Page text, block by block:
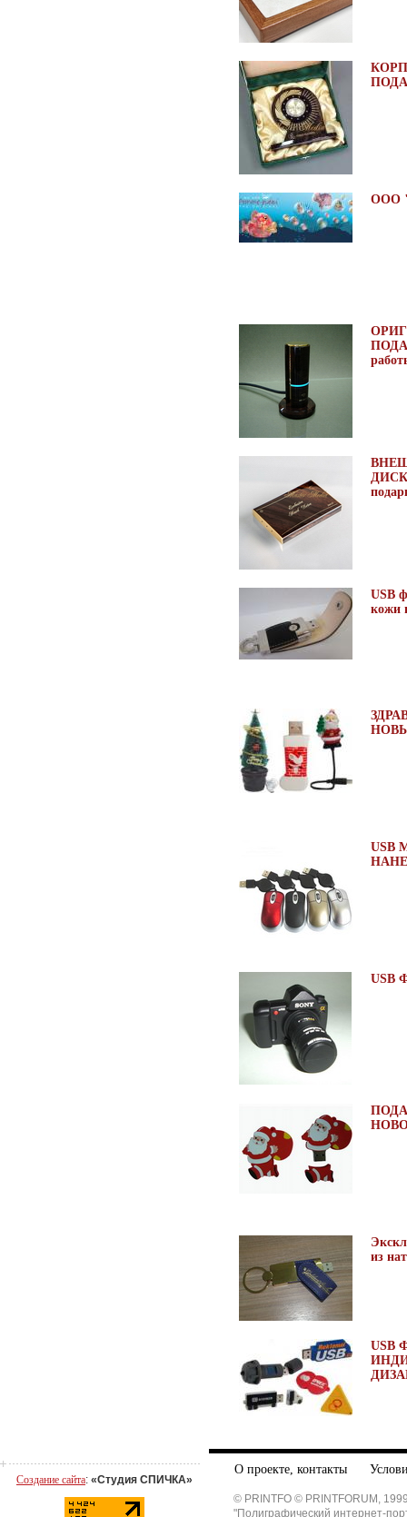
Создание сайта: «Студия СПИЧКА»
ООО
USB
кожи
USB
USB
из
USB
О проекте, контакты
© PRINTFO © PRINTFORUM,
"Полиграфический интернет-